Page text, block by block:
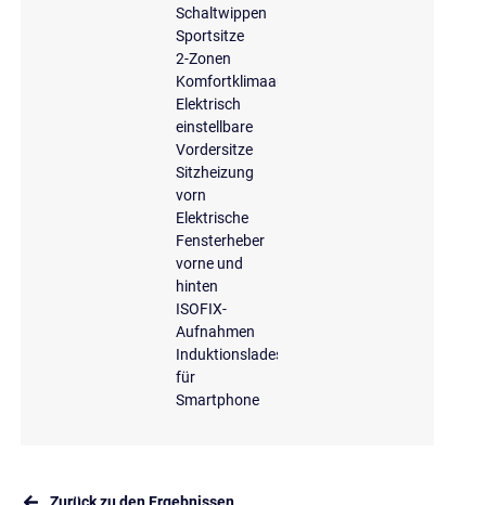
Schaltwippen
Sportsitze
2-Zonen
Komfortklimaautomatik
Elektrisch
einstellbare
Vordersitze
Sitzheizung
vorn
Elektrische
Fensterheber
vorne und
hinten
ISOFIX-
Aufnahmen
Induktionsladeschale
für
Smartphone